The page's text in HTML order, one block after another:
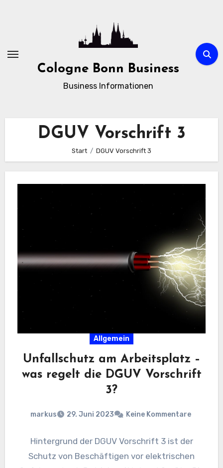
Cologne Bonn Business
Business Informationen
DGUV Vorschrift 3
Start DGUV Vorschrift 3
Allgemein
Unfallschutz am Arbeitsplatz –
was regelt die DGUV Vorschrift
3?
markus 29. Juni 2023 Keine Kommentare
Hintergrund der DGUV Vorschrift 3 ist der
Schutz von Beschäftigen vor elektrischen